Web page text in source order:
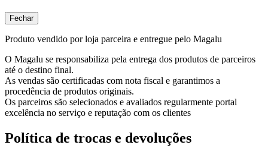
Fechar
Produto vendido por loja parceira e entregue pelo Magalu
O Magalu se responsabiliza pela entrega dos produtos de parceiros
até o destino final.
As vendas são certificadas com nota fiscal e garantimos a
procedência de produtos originais.
Os parceiros são selecionados e avaliados regularmente portal
excelência no serviço e reputação com os clientes
Política de trocas e devoluções